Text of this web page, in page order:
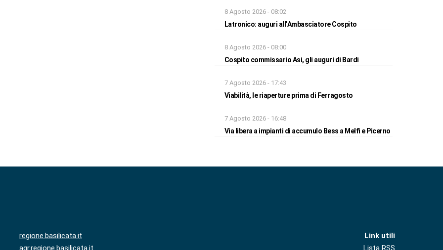
8 Agosto 2026 - 08:02
Latronico: auguri all’Ambasciatore Cospito
8 Agosto 2026 - 08:00
Cospito commissario Asi, gli auguri di Bardi
7 Agosto 2026 - 17:43
Viabilità, le riaperture prima di Ferragosto
7 Agosto 2026 - 16:48
Via libera a impianti di accumulo Bess a Melfi e Picerno
regione.basilicata.it
agr.regione.basilicata.it
Link utili
Lista RSS